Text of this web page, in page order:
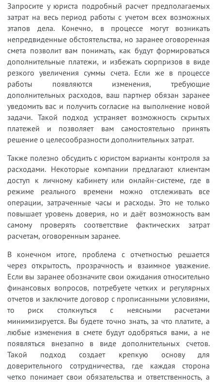
Запросите у юриста подробный расчет предполагаемых
затрат на весь период работы с учетом всех возможных
этапов дела. Конечно, в процессе могут возникать
непредвиденные обстоятельства, но заранее оговоренная
смета позволит вам понимать, как будут формироваться
дополнительные платежи, и избежать сюрпризов в виде
резкого увеличения суммы счета. Если же в процессе
работы появляются изменения, требующие
дополнительных расходов, ваш партнер обязан заранее
уведомить вас и получить согласие на выполнение новой
задачи. Такой подход устраняет возможность скрытых
платежей и позволяет вам самостоятельно принять
решение о целесообразности дополнительных затрат.
Также полезно обсудить с юристом варианты контроля за
расходами. Некоторые компании предлагают клиентам
доступ к личному кабинету или онлайн-системе, где в
режиме реального времени можно отслеживать все
операции, затраченные часы и расходы. Это не только
повышает уровень доверия, но и даёт возможность вам
самому проверять соответствие фактических затрат
расчетам, оговоренным заранее.
В конечном итоге, проблема с отчетностью решается
через открытость, прозрачность и взаимное уважение.
Если вы заранее обозначите свои ожидания относительно
финансовых вопросов, потребуете четких и регулярных
отчетов и заключите договор с прописанными условиями,
то риск столкнуться с неясными расчетами
минимизируется. Вы будете точно знать, за что платите, а
любые изменения в смете будут одобряться вами, а не
появляться внезапно в виде дополнительных счетов.
Такой подход создает крепкую основу для
доверительного сотрудничества, где каждая сторона
четко понимает свои обязательства и ответственность, а